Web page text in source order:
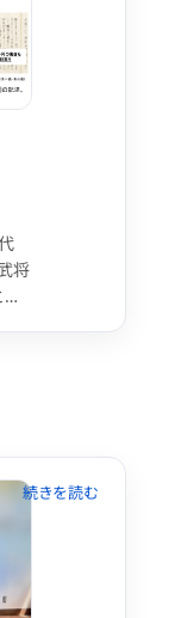
識
出
述
将
、
尼
抗